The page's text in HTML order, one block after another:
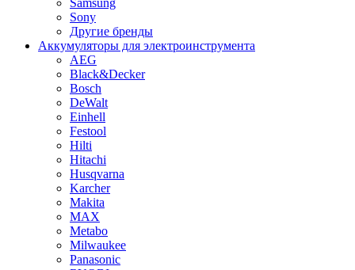
Sony
Другие бренды
Аккумуляторы для электроинструмента
AEG
Black&Decker
Bosch
DeWalt
Einhell
Festool
Hilti
Hitachi
Husqvarna
Karcher
Makita
MAX
Metabo
Milwaukee
Panasonic